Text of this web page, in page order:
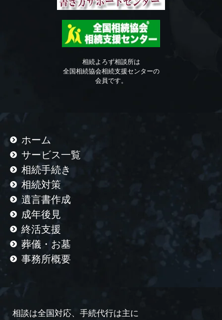
相続よろず相談所は
全国相続協会相続支援センターの
会員です。
ホーム
サービス一覧
相続手続き
相続対策
遺言書作成
成年後見
終活支援
葬儀・お墓
事務所概要
相談は全国対応、手続代行は主に